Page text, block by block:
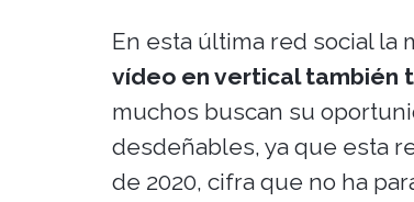
En esta última red social la
vídeo en vertical también
muchos buscan su
desdeñables, ya que esta
de 2020, cifra que no ha